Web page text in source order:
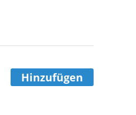
Hinzufügen